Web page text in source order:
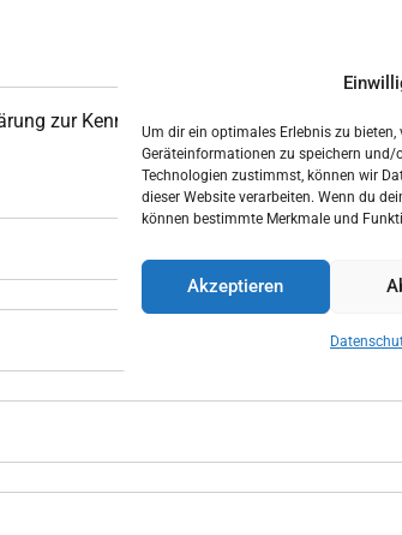
Um dir ein optimales Erlebnis zu
Geräteinformationen zu speichern und/
Technologien zustimmst, können wir
dieser Website verarbeiten. Wenn du
können bestimmte Merkmale und
Akzeptieren
zur Kenntnis genommen